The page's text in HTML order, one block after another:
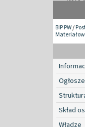
BIP PW/
Skład
Władze